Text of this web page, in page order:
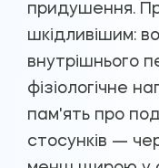
придушення.
шкідливішим:
внутрішнього
фізіологічне
пам'ять про
стосунків —